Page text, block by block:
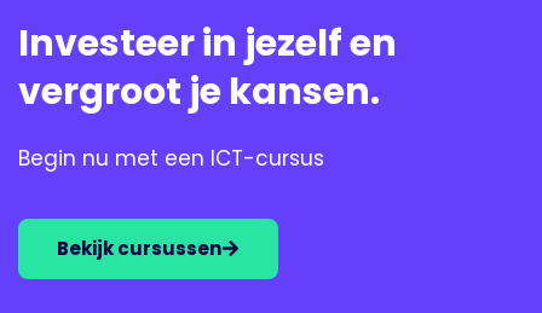
Investeer in jezelf en
vergroot je kansen.
Begin nu met een ICT-cursus
Bekijk cursussen